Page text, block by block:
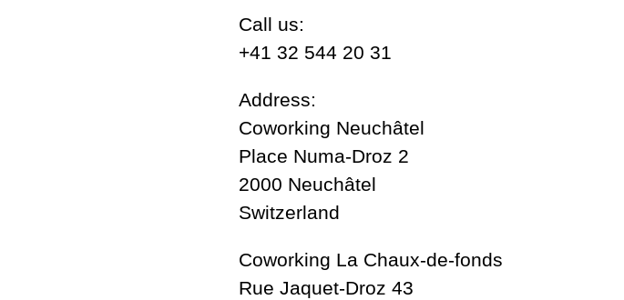
Call us:
+41 32 544 20 31
Address:
Coworking Neuchâtel
Place Numa-Droz 2
2000 Neuchâtel
Switzerland
Coworking La Chaux-de-fonds
Rue Jaquet-Droz 43